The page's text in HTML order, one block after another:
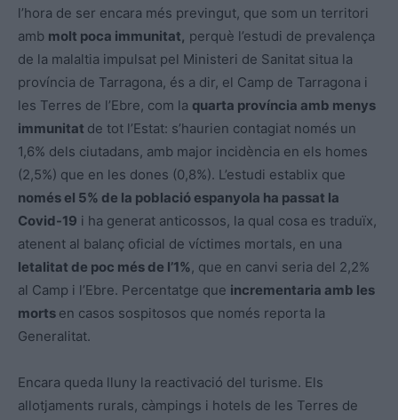
l’hora de ser encara més previngut, que som un territori
amb molt poca immunitat, perquè l’estudi de prevalença
de la malaltia impulsat pel Ministeri de Sanitat situa la
província de Tarragona, és a dir, el Camp de Tarragona i
les Terres de l’Ebre, com la quarta província amb menys
immunitat de tot l’Estat: s’haurien contagiat només un
1,6% dels ciutadans, amb major incidència en els homes
(2,5%) que en les dones (0,8%). L’estudi establix que
només el 5% de la població espanyola ha passat la
Covid-19 i ha generat anticossos, la qual cosa es traduïx,
atenent al balanç oficial de víctimes mortals, en una
letalitat de poc més de l’1%, que en canvi seria del 2,2%
al Camp i l’Ebre. Percentatge que incrementaria amb les
morts en casos sospitosos que només reporta la
Generalitat.
Encara queda lluny la reactivació del turisme. Els
allotjaments rurals, càmpings i hotels de les Terres de